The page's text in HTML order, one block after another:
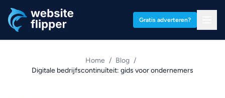
Gratis adverteren?
Home / Blog /
Digitale bedrijfscontinuïteit: gids voor ondernemers